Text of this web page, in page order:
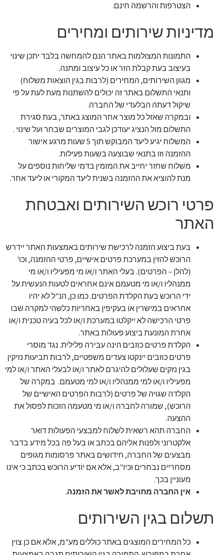
הצטרפות והרשמה חינם.
מדיניות שירותים ומחירים
התמונות המצולמות באתר הנם להמחשה בלבד יתכן שינוי
בעיצוב בעת קבלת הזר או כל עיצוב ומתנה.
מגוון השירותים, המחירים (לרבות בגין הוצאות משלוח)
ותנאי התשלום באתר זה יכולים להשתנות מעת לעת על פי
שיקול דעתה הבלעדי של החברה.
ובמקרה שאזל כל מוצר אחר המוצג באתר, בעת סגירת
התשלום מול הנציג יעודכן לגבי המוצרים שבחר ועל שינוי .
המשלוח יגיע ליעד המבוקש תוך 5 שעות מרגע אישור
ההזמנה וזו בתנאי שבוצעה בשעות פעילות.
משלוח שחזר יחייב את המזמין בדמי שליחות נוספים על
מנת להוציא את ההזמנה בשנית ליעד המקורי או ליעד אחר.
פרטי רוכש השירותים ואבטחת
האתר
בעת ביצוע הזמנה לרכישת שירותים באמצעות האתר יידרש
הרוכש להזין במערכת פרטים אישיים, פרטי ההזמנה, וכו'
(להלן – הפרטים). בעלי האתר ו/או מי מפעיליו ו/או מי
ממנהליו ו/או מי מטעמם אינם אחראים לטעות הנעשית על
ידי הרוכש בעת הקלדת הפרטים. כמו כן, הנ"ל לא יהיו
אחראים במישרין או בעקיפין באחריות כלשהי למקרה שבו
פרטי הרכישה לא ייקלטו במערכת ו/או לכל בעיה טכנית ו/או
אחרת המונעת ביצוע פעולות באתר.
הקלדת פרטים כוזבים הינה עבירה פלילית. נגד מוסרי
פרטים כוזבים יינקטו צעדים משפטיים, לרבות תביעות נזיקין
בגין נזקים שעלולים להיגרם לאתר ו/או לבעלי האתר ו/או למי
מפעיליו ו/או למי ממנהליו ו/או למי מטעמם. במקרה של
הקלדה שגויה של פרטים (לרבות הפרטים האישיים של
הרוכש), שמורה לחברה ו/או מי מטעמה הזכות לפסול את
ההצעה.
החברה תהא רשאית לשלוח למבצעי הפעולות דואר
אלקטרוני ולפנות אליהם בכתב או בעל פה בכל מידע בדבר
מבצעים של החברה, חידושים באתר פרסומות מגופים
מסחריים נבחרים וכיו"ב, אלא אם יודיע הרוכש בכתב כי אינו
מעוניין בכך.
אין החברה מחויבת לאשר את הזמנה.
תשלום בגין השירותים
כל המחירים המוצגים באתר כוללים מע"מ, אלא אם כן צוין